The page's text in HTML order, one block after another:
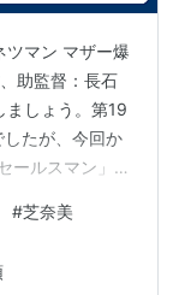
ツマン マザー爆
助監督：長石
ましょう。第19
たが、今回か
ールスマン」の
ボーグ工作員
庁側にも動き
昌一脚本にし
#芝奈美